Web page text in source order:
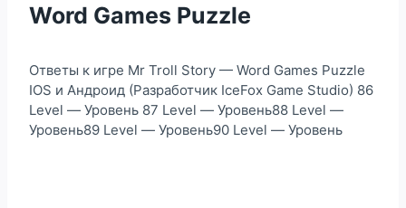
Word Games Puzzle
Ответы к игре Mr Troll Story — Word Games Puzzle
IOS и Андроид (Разработчик IceFox Game Studio) 86
Level — Уровень 87 Level — Уровень88 Level —
Уровень89 Level — Уровень90 Level — Уровень